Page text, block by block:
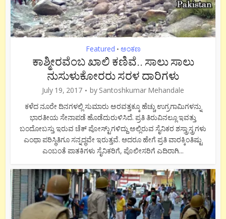
Featured • ಅಂಕಣ
ಕಾಶ್ಮೀರವೆಂಬ ಖಾಲಿ ಕಣಿವೆ.. ಸಾಲು ಸಾಲು
ನುಸುಳುಕೋರರು ಸರಳ ದಾರಿಗಳು
July 19, 2017 by Santoshkumar Mehandale
ಕಳೆದ ನೂರೇ ದಿನಗಳಲ್ಲಿ ಸುಮಾರು ಅರವತ್ತಕ್ಕೂ ಹೆಚ್ಚು ಉಗ್ರಗಾಮಿಗಳನ್ನು
ಭಾರತೀಯ ಸೇನಾಪಡೆ ಹೊಡೆದುರುಳಿಸಿದೆ. ಪ್ರತಿ ತಿರುವಿನಲ್ಲೂ ಇವತ್ತು
ಬಂದೋಬಸ್ತು ಇರುವ ಚೆಕ್ ಪೋಸ್ಟು್ಗಳಿದ್ದು ಅಲ್ಲಿರುವ ಸೈನಿಕರ ಶಸ್ತ್ರಾಸ್ತ್ರಗಳು
ಎಂಥಾ ಪರಿಸ್ಥಿತಿಗೂ ಸನ್ನದ್ಧವೇ ಇರುತ್ತವೆ. ಆದರೂ ಹೇಗೆ ಪ್ರತಿ ವಾರಕ್ಕಿಂತಿಷ್ಟು
ಎಂಬಂತೆ ಪಾತಕಿಗಳು ಸೈನಿಕರಿಗೆ, ಪೊಲೀಸರಿಗೆ ಎದಿರಾಗಿ...